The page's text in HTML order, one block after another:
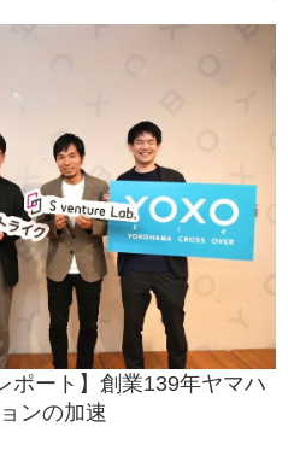
ポート】創業139年ヤマハ
ンの加速